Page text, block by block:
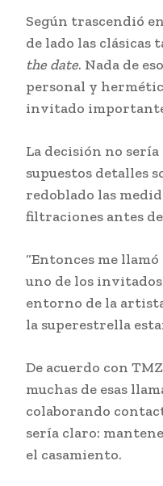
Según trascendió
de lado las
the date. Nada de
personal y
invitado
La decisión no
supuestos detalles
redoblado las
filtraciones antes
“Entonces me
uno de los
entorno de la
la superestrella
De acuerdo con
muchas de esas
colaborando
sería claro:
el casamiento.